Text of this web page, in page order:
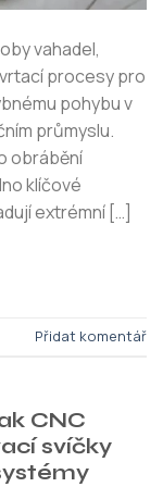
vahadel,
procesy pro
pohybu v
průmyslu.
obrábění
klíčové
extrémní […]
Přidat komentář
CNC
svíčky